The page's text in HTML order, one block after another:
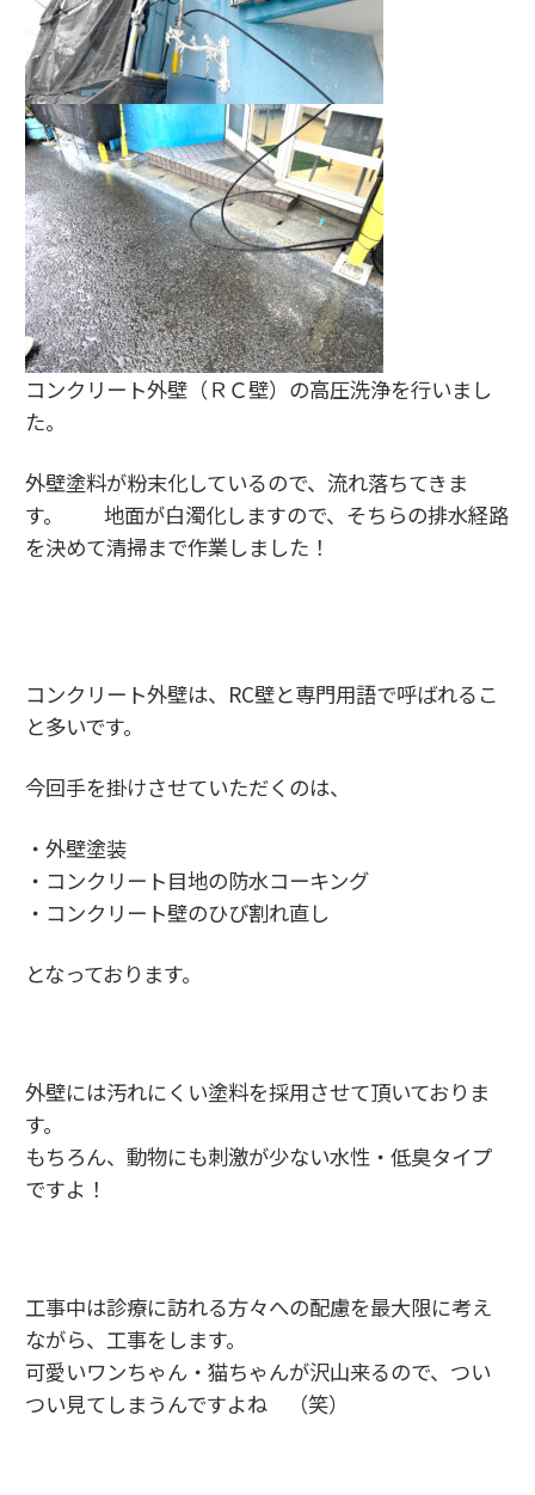
コンクリート外壁（ＲＣ壁）の高圧洗浄を行いまし
た。
外壁塗料が粉末化しているので、流れ落ちてきま
す。 地面が白濁化しますので、そちらの排水経路
を決めて清掃まで作業しました！
コンクリート外壁は、RC壁と専門用語で呼ばれるこ
と多いです。
今回手を掛けさせていただくのは、
・外壁塗装
・コンクリート目地の防水コーキング
・コンクリート壁のひび割れ直し
となっております。
外壁には汚れにくい塗料を採用させて頂いておりま
す。
もちろん、動物にも刺激が少ない水性・低臭タイプ
ですよ！
工事中は診療に訪れる方々への配慮を最大限に考え
ながら、工事をします。
可愛いワンちゃん・猫ちゃんが沢山来るので、つい
つい見てしまうんですよね （笑）